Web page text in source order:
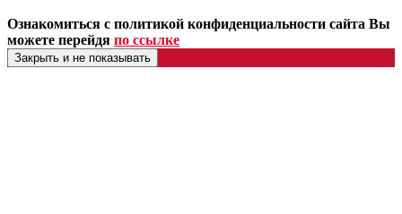
Ознакомиться с политикой конфиденциальности сайта Вы
можете перейдя по ссылке
Закрыть и не показывать